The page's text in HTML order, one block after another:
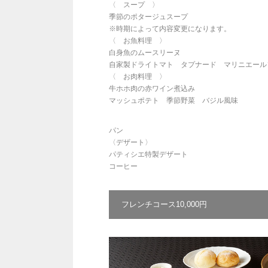
〈 スープ 〉
季節のポタージュスープ
※時期によって内容変更になります。
〈 お魚料理 〉
白身魚のムースリーヌ
自家製ドライトマト タプナード マリニエール
〈 お肉料理 〉
牛ホホ肉の赤ワイン煮込み
マッシュポテト 季節野菜 バジル風味
パン
〈デザート〉
パティシエ特製デザート
コーヒー
フレンチコース10,000円